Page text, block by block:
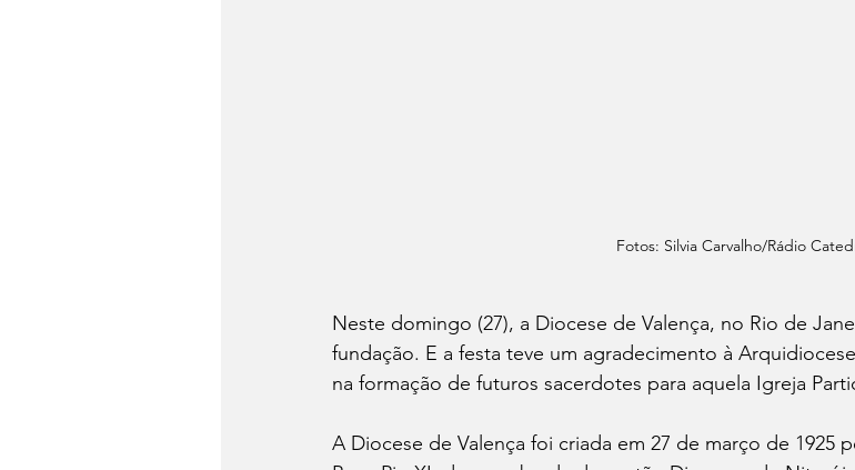
Fotos: Silvia Carvalho/Rádio
Neste domingo (27), a Diocese de Valença, no Rio de
fundação. E a festa teve um agradecimento à
na formação de futuros sacerdotes para aquela Igreja
A Diocese de Valença foi criada em 27 de março de 1925